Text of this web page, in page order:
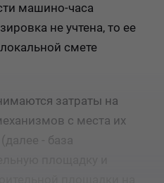
машино-часа
не учтена, то ее
смете
затраты на
с места их
- база